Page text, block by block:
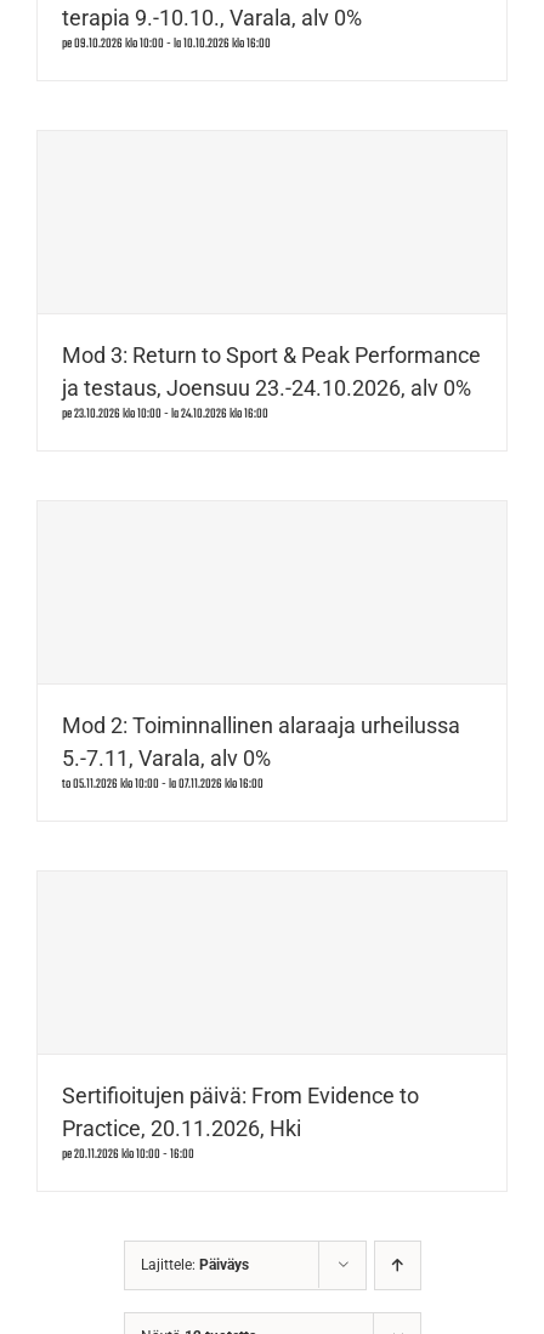
terapia 9.-10.10., Varala, alv 0%
pe 09.10.2026 klo 10:00-la 10.10.2026 klo 16:00
Mod 3: Return to Sport & Peak Performance
ja testaus, Joensuu 23.-24.10.2026, alv 0%
pe 23.10.2026 klo 10:00-la 24.10.2026 klo 16:00
Mod 2: Toiminnallinen alaraaja urheilussa
5.-7.11, Varala, alv 0%
to 05.11.2026 klo 10:00-la 07.11.2026 klo 16:00
Sertifioitujen päivä: From Evidence to
Practice, 20.11.2026, Hki
pe 20.11.2026 klo 10:00-16:00
Lajittele: Päiväys